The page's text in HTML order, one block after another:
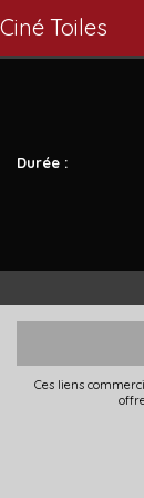
Ciné Toiles
Durée :
Ces liens